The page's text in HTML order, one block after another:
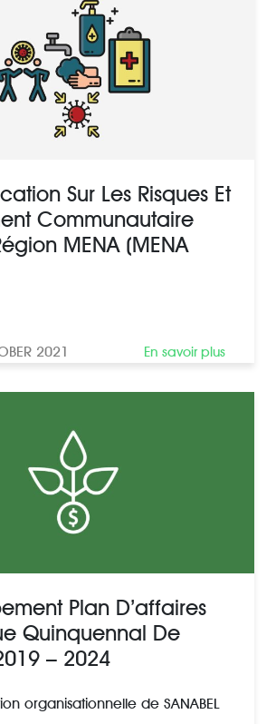
Sur Les Risques Et
Communautaire
MENA (MENA
2021 En savoir plus
Plan D’affaires
Quinquennal De
– 2024
organisationnelle de SANABEL